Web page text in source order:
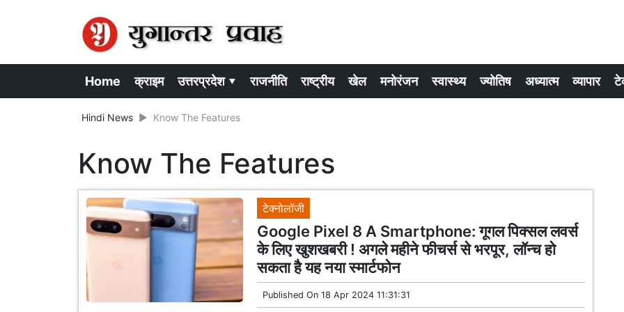
Home क्राइम उत्तरप्रदेश ▾ राजनीति राष्ट्रीय खेल मनोरंजन स्वास्थ्य ज्योतिष अध्यात्म व्यापार
Hindi News Know The Features
Know The Features
टेक्नोलॉजी
Google Pixel 8 A Smartphone: गूगल पिक्सल लवर्स
के लिए खुशखबरी ! अगले महीने फीचर्स से भरपूर, लॉन्च हो
सकता है यह नया स्मार्टफोन
Published On 18 Apr 2024 11:31:31